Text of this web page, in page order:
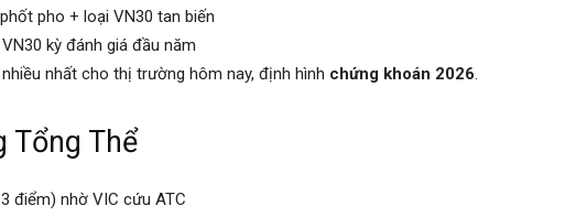
pho + loại VN30 tan biến
kỳ đánh giá đầu năm
nhất cho thị trường hôm nay, định hình chứng khoán 2026.
Tổng Thể
điểm) nhờ VIC cứu ATC